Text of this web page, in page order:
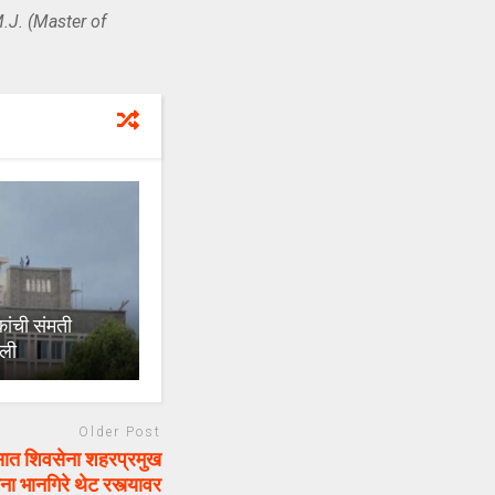
(Master of
संमती
Older Post
शिवसेना शहरप्रमुख
भानगिरे थेट रस्त्यावर